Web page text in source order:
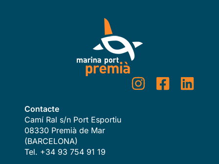
Contacte
Camí Ral s/n Port Esportiu
08330 Premià de Mar
(BARCELONA)
Tel. +34 93 754 91 19